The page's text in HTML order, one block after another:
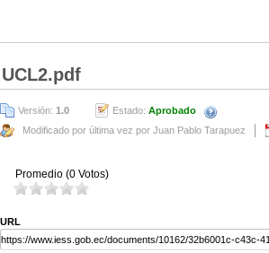
UCL2.pdf
Versión: 1.0 Estado: Aprobado
Modificado por última vez por Juan Pablo Tarapuez
Promedio (0 Votos)
URL